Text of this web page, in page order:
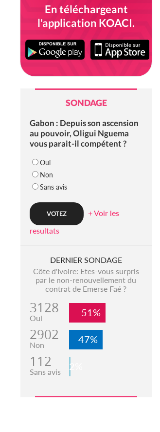
En téléchargeant
l'application KOACI.
SONDAGE
Gabon : Depuis son ascension
au pouvoir, Oligui Nguema
vous parait-il compétent ?
Oui
Non
Sans avis
+ Voir les
resultats
DERNIER SONDAGE
Côte d'Ivoire: Etes-vous surpris
par le non-renouvellement du
contrat de Emerse Faé ?
3128
Oui 51%
2902
Non 47%
112
Sans avis 2%